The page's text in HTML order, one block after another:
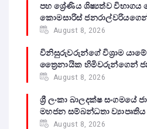
පහ ශ්‍රේණිය ශිෂ්‍යත්ව විභාගය
කොමසාරිස්
August 8, 2026
විනිසුරුවරුන්ගේ විශ්‍රාම යාමේ
ත්‍රෛනායික හිමිවරුන්ගෙන්
August 8, 2026
ශ්‍රී ලංකා බාලදක්ෂ සංගමයේ
මහජන සම්බන්ධතා ව්‍යාපෘතිය
August 8, 2026